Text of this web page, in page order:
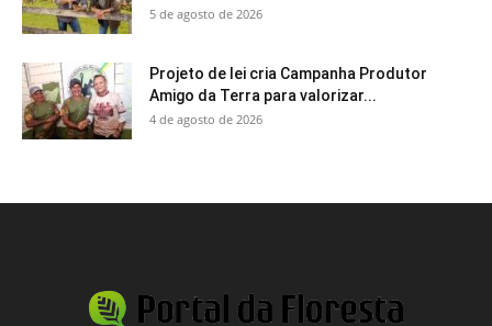
5 de agosto de 2026
Projeto de lei cria Campanha Produtor
Amigo da Terra para valorizar...
4 de agosto de 2026